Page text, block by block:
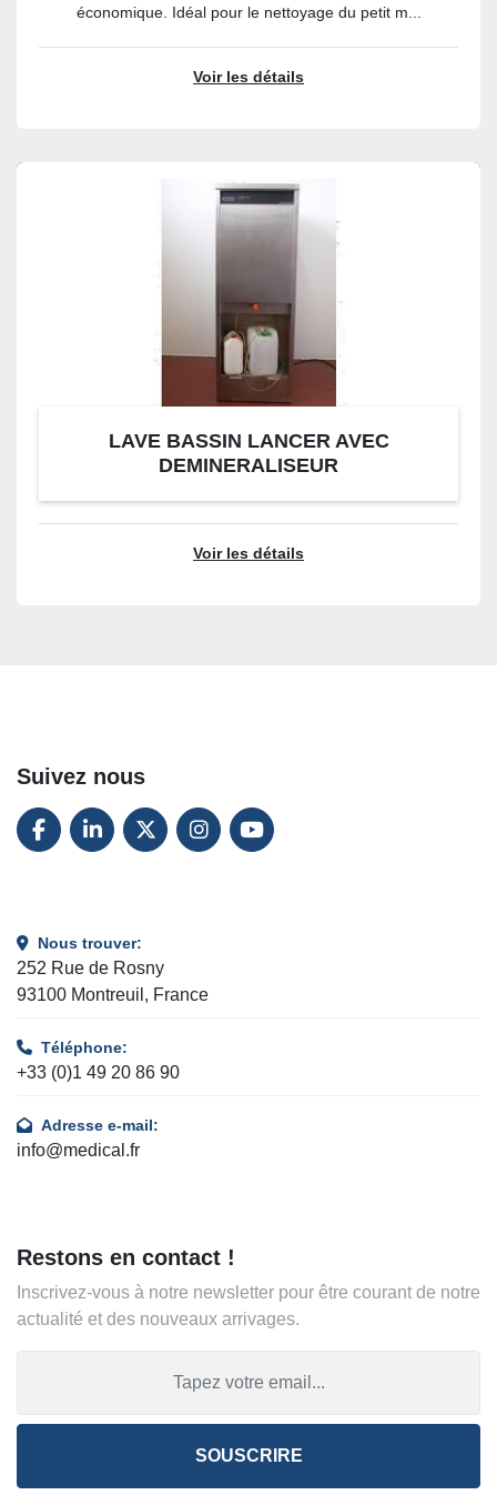
économique. Idéal pour le nettoyage du petit m...
Voir les détails
LAVE BASSIN LANCER AVEC
DEMINERALISEUR
Voir les détails
Suivez nous
FACEBOOK
LINKEDINTWITTERINSTAGRAM
YOUTUBE
Nous trouver:
252 Rue de Rosny
93100 Montreuil, France
Téléphone:
+33 (0)1 49 20 86 90
Adresse e-mail:
info@medical.fr
Restons en contact !
Inscrivez-vous à notre newsletter pour être courant de notre
actualité et des nouveaux arrivages.
SOUSCRIRE